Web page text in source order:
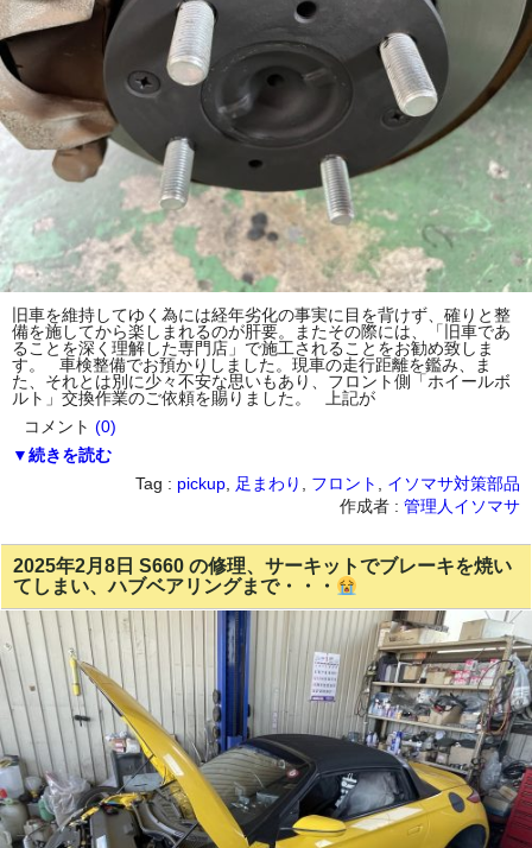
旧車を維持してゆく為には経年劣化の事実に目を背けず、確りと整
備を施してから楽しまれるのが肝要。またその際には、「旧車であ
ることを深く理解した専門店」で施工されることをお勧め致しま
す。 車検整備でお預かりしました。現車の走行距離を鑑み、ま
た、それとは別に少々不安な思いもあり、フロント側「ホイールボ
ルト」交換作業のご依頼を賜りました。 上記が
コメント (0)
▼続きを読む
Tag : pickup 足まわり フロント
イソマサ対策部品
作成者 : 管理人イソマサ
2025年2月8日 S660 の修理、サーキットでブレーキを焼い
てしまい、ハブベアリングまで・・・